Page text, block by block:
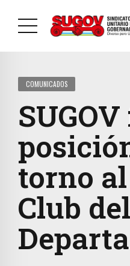
COMUNICADOS
torno
Club del